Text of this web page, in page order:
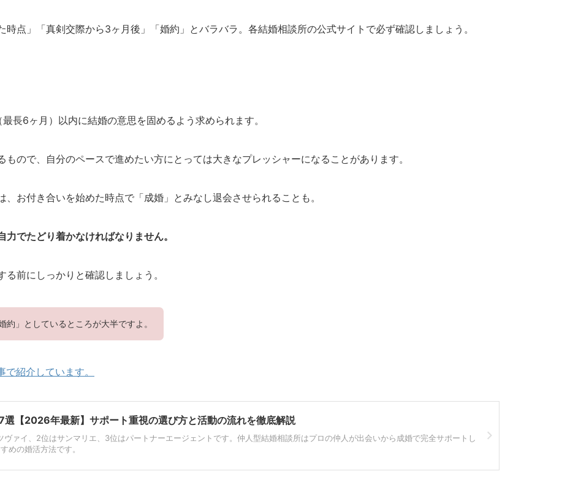
点」「真剣交際から3ヶ月後」「婚約」とバラバラ。各結婚相談所の公式サイトで必ず確認しましょう。
長6ヶ月）以内に結婚の意思を固めるよう求められます。
ので、自分のペースで進めたい方にとっては大きなプレッシャーになることがあります。
、お付き合いを始めた時点で「成婚」とみなし退会させられることも。
でたどり着かなければなりません。
前にしっかりと確認しましょう。
」としているところが大半ですよ。
紹介しています。
選【2026年最新】サポート重視の選び方と活動の流れを徹底解説
ヴァイ、2位はサンマリエ、3位はパートナーエージェントです。仲人型結婚相談所はプロの仲人が出会いから成婚で完全サポートし
めの婚活方法です。